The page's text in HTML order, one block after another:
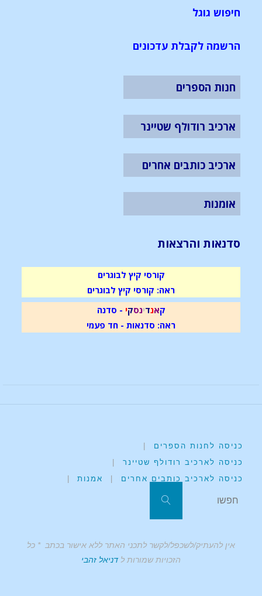
חיפוש גוגל
הרשמה לקבלת עדכונים
חנות הספרים
ארכיב רודולף שטיינר
ארכיב כותבים אחרים
אומנות
סדנאות והרצאות
קורסי קיץ לבוגרים
ראה: קורסי קיץ לבוגרים
קאנדינסקי - סדנה
ראה: סדנאות - חד פעמי
כניסה לחנות הספרים
כניסה לארכיב רודולף שטיינר
כניסה לארכיב כותבים אחרים
אמנות
אין להעתיק/לשכפל/לקשר לתכני האתר ללא אישור בכתב * כל
הזכויות שמורות לדניאל זהבי